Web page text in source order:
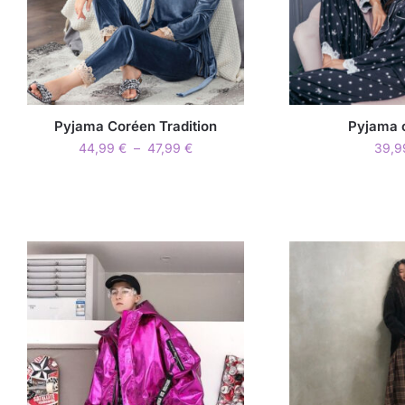
Pyjama Coréen Tradition
44,99 € – 47,99 €
Pyjama